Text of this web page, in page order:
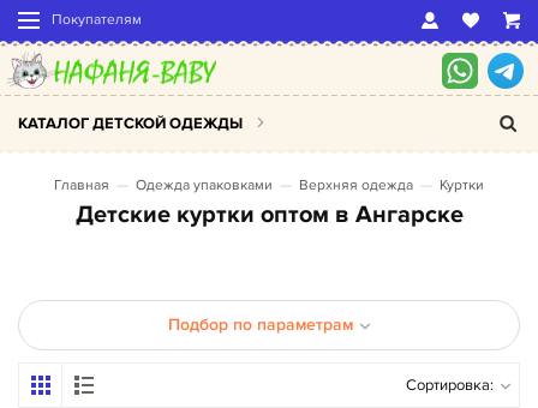
Покупателям
КАТАЛОГ ДЕТСКОЙ ОДЕЖДЫ
Главная Одежда упаковками Верхняя одежда Куртки
Детские куртки оптом в Ангарске
Подбор по параметрам
Сортировка: